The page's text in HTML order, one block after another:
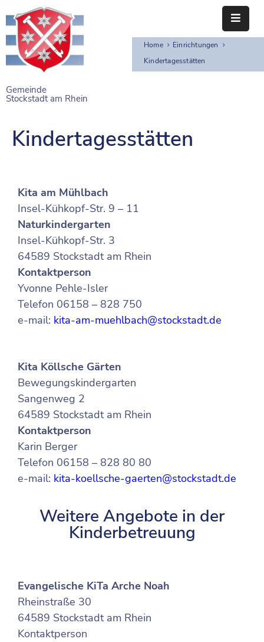
Gemeinde
Stockstadt am Rhein
STARTSEITE
BÜRGERSERVICE
EINRICHTUNGEN
VEREINE
Home
Einrichtungen
Kindertagesstätten
Kindertagesstätten
Kita am Mühlbach
Insel-Kühkopf-Str. 9 – 11
Naturkindergarten
Insel-Kühkopf-Str. 3
64589 Stockstadt am Rhein
Kontaktperson
Yvonne Pehle-Isler
Telefon 06158 – 828 750
e-mail: kita-am-muehlbach@stockstadt.de
Kita Köllsche Gärten
Bewegungskindergarten
Sangenweg 2
64589 Stockstadt am Rhein
Kontaktperson
Karin Berger
Telefon 06158 – 828 80 80
e-mail: kita-koellsche-gaerten@stockstadt.de
Weitere Angebote in der
Kinderbetreuung
Evangelische KiTa Arche Noah
Rheinstraße 30
64589 Stockstadt am Rhein
Kontaktperson